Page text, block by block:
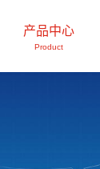
产品中心
Product